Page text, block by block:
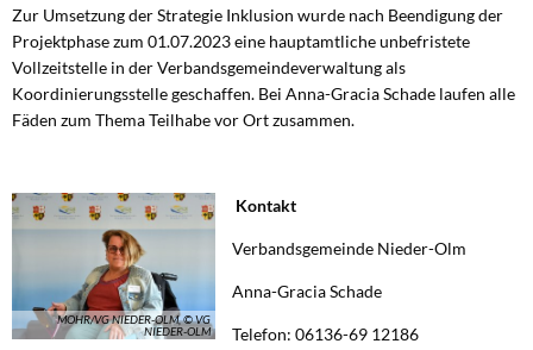
Zur Umsetzung der Strategie Inklusion wurde nach Beendigung der
Projektphase zum 01.07.2023 eine hauptamtliche unbefristete
Vollzeitstelle in der Verbandsgemeindeverwaltung als
Koordinierungsstelle geschaffen. Bei Anna-Gracia Schade laufen alle
Fäden zum Thema Teilhabe vor Ort zusammen.
MOHR/VG NIEDER-OLM, © VG
NIEDER-OLM
Kontakt
Verbandsgemeinde Nieder-Olm
Anna-Gracia Schade
Telefon: 06136-69 12186